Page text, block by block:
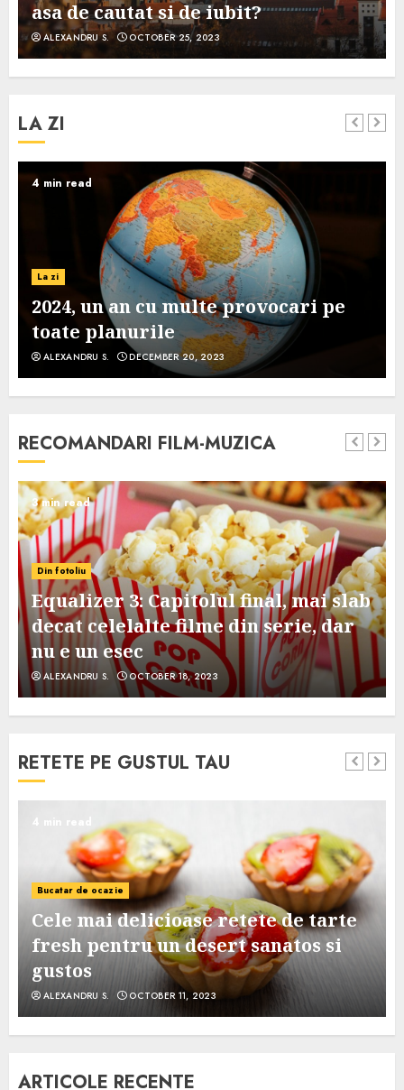
asa de cautat si de iubit?
ALEXANDRU S. OCTOBER 25, 2023
LA ZI
4 min read
La zi
2024, un an cu multe provocari pe
toate planurile
ALEXANDRU S. DECEMBER 20, 2023
RECOMANDARI FILM-MUZICA
3 min read
Din fotoliu
Equalizer 3: Capitolul final, mai slab
decat celelalte filme din serie, dar
nu e un esec
ALEXANDRU S. OCTOBER 18, 2023
RETETE PE GUSTUL TAU
4 min read
Bucatar de ocazie
Cele mai delicioase retete de tarte
fresh pentru un desert sanatos si
gustos
ALEXANDRU S. OCTOBER 11, 2023
ARTICOLE RECENTE